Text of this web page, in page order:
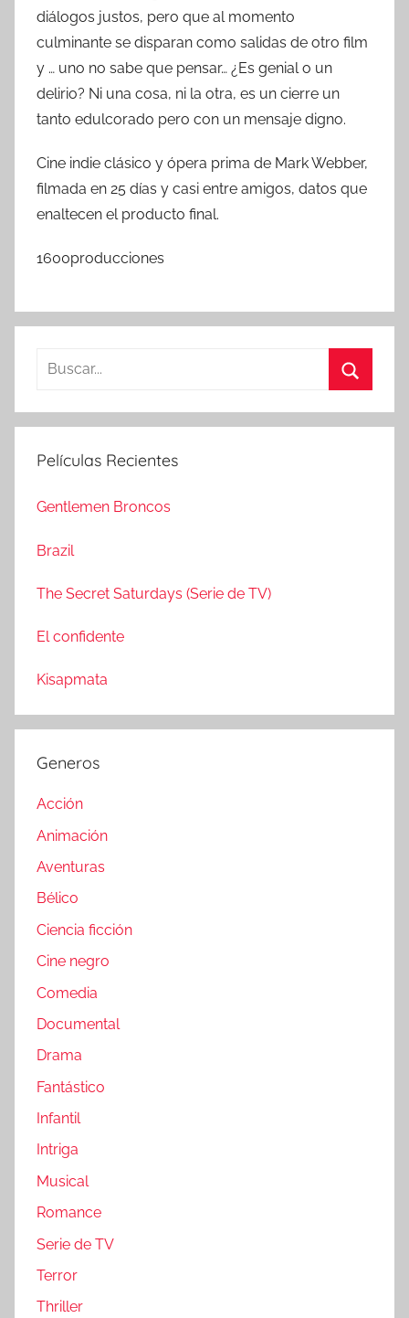
diálogos justos, pero que al momento
culminante se disparan como salidas de otro film
y … uno no sabe que pensar… ¿Es genial o un
delirio? Ni una cosa, ni la otra, es un cierre un
tanto edulcorado pero con un mensaje digno.
Cine indie clásico y ópera prima de Mark Webber,
filmada en 25 días y casi entre amigos, datos que
enaltecen el producto final.
1600producciones
s
a
:
u
Películas Recientes
Gentlemen Broncos
Brazil
The Secret Saturdays (Serie de TV)
El confidente
Kisapmata
Generos
Acción
Animación
Aventuras
Bélico
Ciencia ficción
Cine negro
Comedia
Documental
Drama
Fantástico
Infantil
Intriga
Musical
Romance
Serie de TV
Terror
Thriller